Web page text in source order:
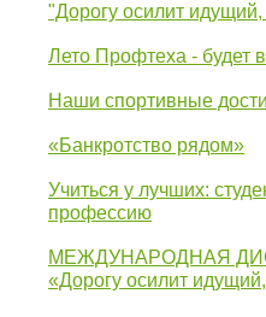
"Дорогу осилит
Лето Профтеха - будет
Наши спортивные
«Банкротство рядом»
Учиться у лучших:
профессию
МЕЖДУНАРОДНАЯ
«Дорогу осилит